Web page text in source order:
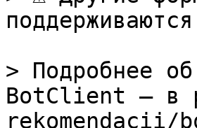
> Подробнее
BotClient — в